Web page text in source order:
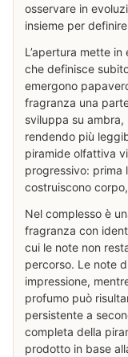
osservare in
insieme per
L’apertura mette
che definisce
emergono
fragranza una
sviluppa su
rendendo più
piramide olfattiva
progressivo: prima
costruiscono
Nel complesso è
fragranza con
cui le note non
percorso. Le note
impressione,
profumo può
persistente a
completa della
prodotto in base